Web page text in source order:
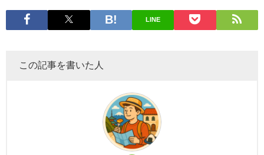
LINE
この記事を書いた人